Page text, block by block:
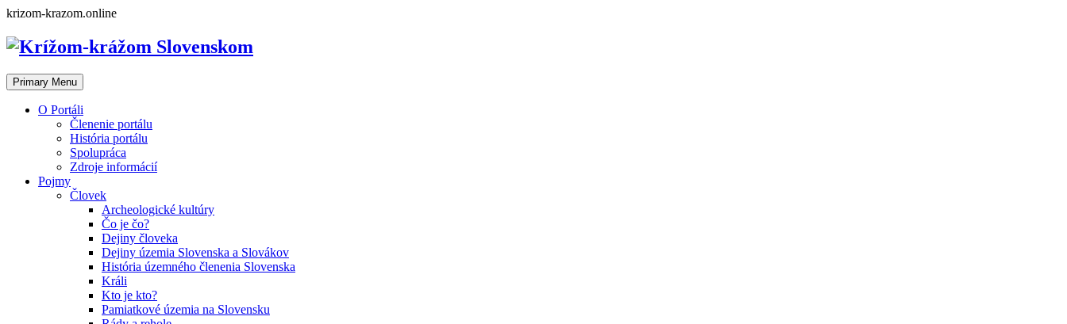
Skip
content
krizom-krazom.online
Primary Menu
O Portáli
Členenie portálu
História portálu
Spolupráca
Zdroje informácií
Pojmy
Človek
Archeologické kultúry
Čo je čo?
Dejiny človeka
Dejiny územia Slovenska a Slovákov
História územného členenia Slovenska
Králi
Kto je kto?
Pamiatkové územia na Slovensku